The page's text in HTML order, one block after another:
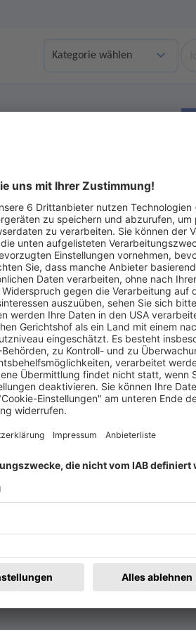
Angebote anzeigen Ohne
zeitung.de